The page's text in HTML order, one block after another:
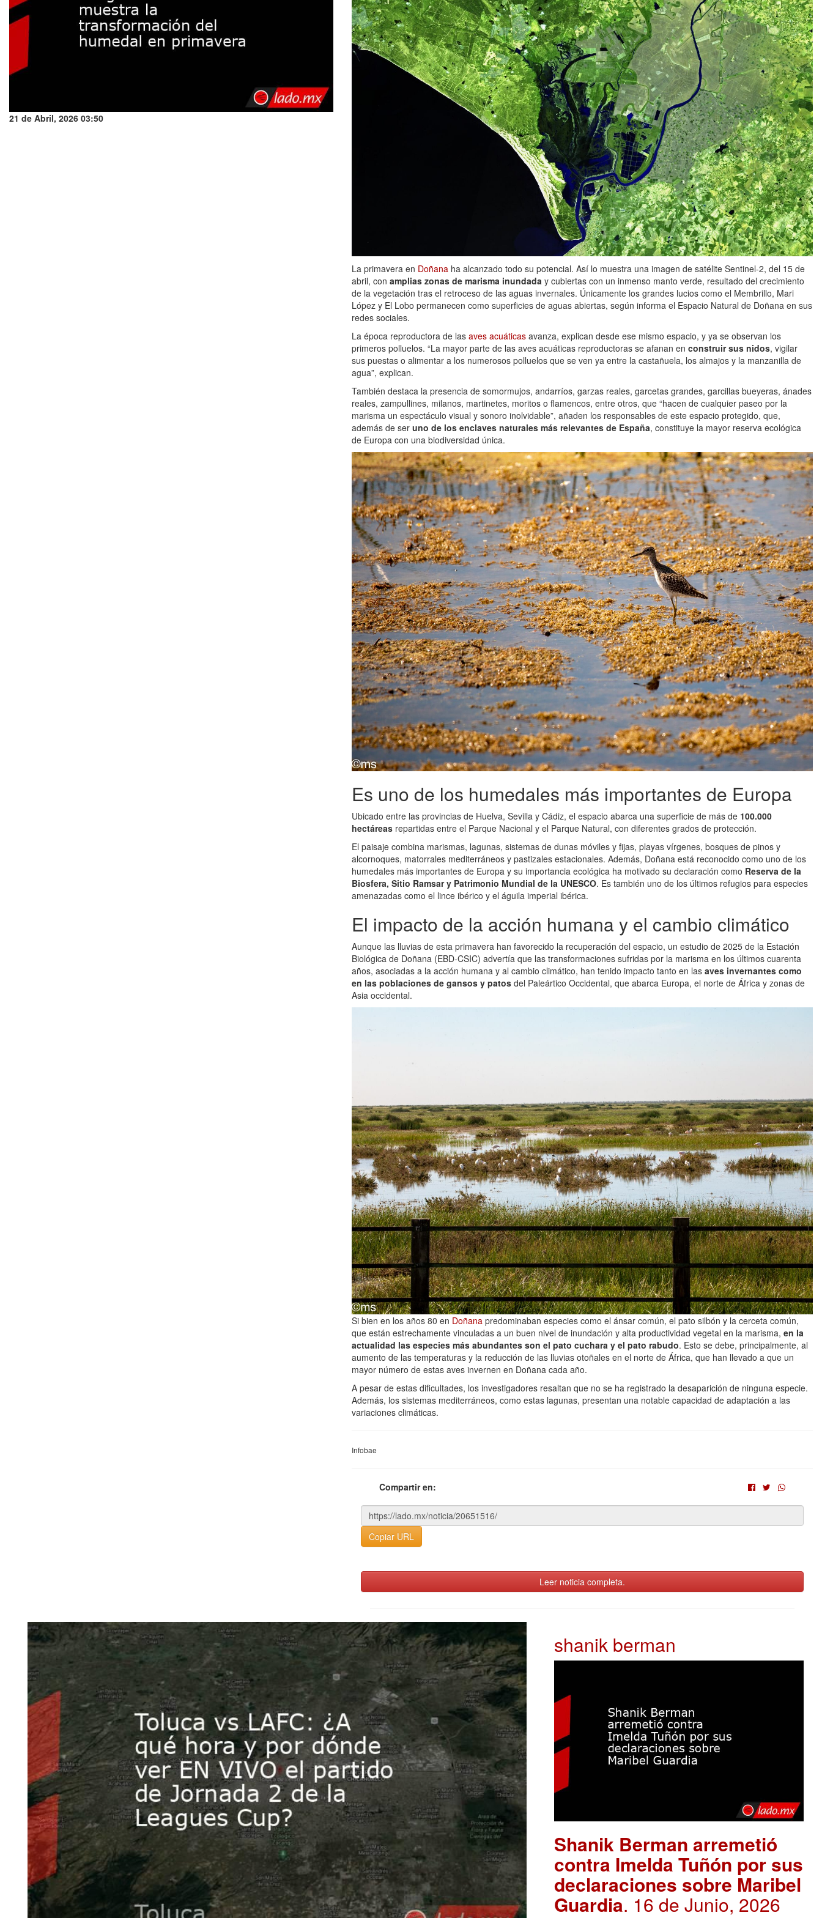
21 de Abril, 2026 03:50
La primavera en Doñana ha alcanzado todo su potencial. Así lo muestra una imagen de satélite Sentinel-2, del 15 de
abril, con amplias zonas de marisma inundada y cubiertas con un inmenso manto verde, resultado del crecimiento
de la vegetación tras el retroceso de las aguas invernales. Únicamente los grandes lucios como el Membrillo, Mari
López y El Lobo permanecen como superficies de aguas abiertas, según informa el Espacio Natural de Doñana en sus
redes sociales.
La época reproductora de las aves acuáticas avanza, explican desde ese mismo espacio, y ya se observan los
primeros polluelos. “La mayor parte de las aves acuáticas reproductoras se afanan en construir sus nidos, vigilar
sus puestas o alimentar a los numerosos polluelos que se ven ya entre la castañuela, los almajos y la manzanilla de
agua”, explican.
También destaca la presencia de somormujos, andarríos, garzas reales, garcetas grandes, garcillas bueyeras, ánades
reales, zampullines, milanos, martinetes, moritos o flamencos, entre otros, que “hacen de cualquier paseo por la
marisma un espectáculo visual y sonoro inolvidable”, añaden los responsables de este espacio protegido, que,
además de ser uno de los enclaves naturales más relevantes de España, constituye la mayor reserva ecológica
de Europa con una biodiversidad única.
Es uno de los humedales más importantes de Europa
Ubicado entre las provincias de Huelva, Sevilla y Cádiz, el espacio abarca una superficie de más de 100.000
hectáreas repartidas entre el Parque Nacional y el Parque Natural, con diferentes grados de protección.
El paisaje combina marismas, lagunas, sistemas de dunas móviles y fijas, playas vírgenes, bosques de pinos y
alcornoques, matorrales mediterráneos y pastizales estacionales. Además, Doñana está reconocido como uno de los
humedales más importantes de Europa y su importancia ecológica ha motivado su declaración como Reserva de la
Biosfera, Sitio Ramsar y Patrimonio Mundial de la UNESCO. Es también uno de los últimos refugios para especies
amenazadas como el lince ibérico y el águila imperial ibérica.
El impacto de la acción humana y el cambio climático
Aunque las lluvias de esta primavera han favorecido la recuperación del espacio, un estudio de 2025 de la Estación
Biológica de Doñana (EBD-CSIC) advertía que las transformaciones sufridas por la marisma en los últimos cuarenta
años, asociadas a la acción humana y al cambio climático, han tenido impacto tanto en las aves invernantes como
en las poblaciones de gansos y patos del Paleártico Occidental, que abarca Europa, el norte de África y zonas de
Asia occidental.
Si bien en los años 80 en Doñana predominaban especies como el ánsar común, el pato silbón y la cerceta común,
que están estrechamente vinculadas a un buen nivel de inundación y alta productividad vegetal en la marisma, en la
actualidad las especies más abundantes son el pato cuchara y el pato rabudo. Esto se debe, principalmente, al
aumento de las temperaturas y la reducción de las lluvias otoñales en el norte de África, que han llevado a que un
mayor número de estas aves invernen en Doñana cada año.
A pesar de estas dificultades, los investigadores resaltan que no se ha registrado la desaparición de ninguna especie.
Además, los sistemas mediterráneos, como estas lagunas, presentan una notable capacidad de adaptación a las
variaciones climáticas.
Infobae
Compartir en:
Copiar URL
Leer noticia completa.
shanik berman
Shanik Berman arremetió
contra Imelda Tuñón por sus
declaraciones sobre Maribel
Guardia. 16 de Junio, 2026